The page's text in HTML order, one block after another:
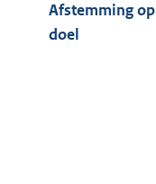
Afstemming op
doel